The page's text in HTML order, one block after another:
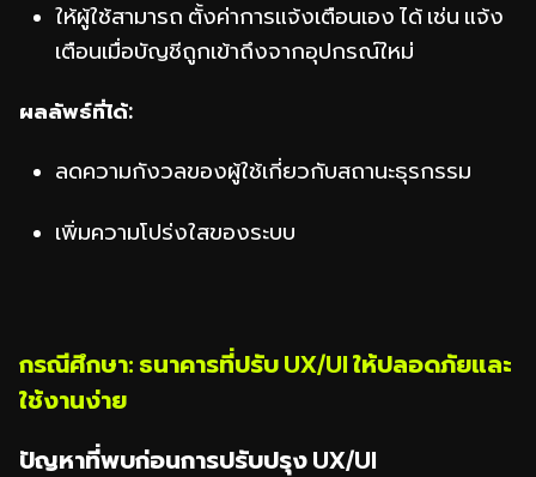
ให้ผู้ใช้สามารถ ตั้งค่าการแจ้งเตือนเอง ได้ เช่น แจ้ง
เตือนเมื่อบัญชีถูกเข้าถึงจากอุปกรณ์ใหม่
ผลลัพธ์ที่ได้:
ลดความกังวลของผู้ใช้เกี่ยวกับสถานะธุรกรรม
เพิ่มความโปร่งใสของระบบ
กรณีศึกษา: ธนาคารที่ปรับ UX/UI ให้ปลอดภัยและ
ใช้งานง่าย
ปัญหาที่พบก่อนการปรับปรุง UX/UI